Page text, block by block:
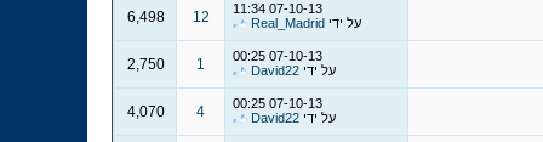
07-10-13
11:34
על ידי Real_Madrid
12
6,498
07-10-13
00:25
על ידי David22
1
2,750
07-10-13
00:25
על ידי David22
4
4,070